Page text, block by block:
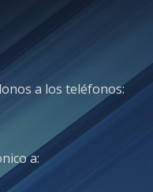
a los teléfonos:
a: